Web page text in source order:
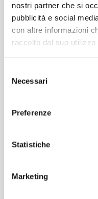
nostri partner che si
pubblicità e social
con altre informazioni
raccolto dal suo
delNecessari
Preferenze
Statistiche
Marketing
LOOK NOW